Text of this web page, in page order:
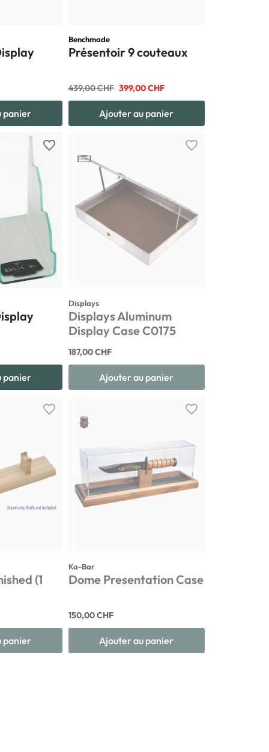
panier
Benchmade
Présentoir 9 couteaux
439,00 CHF 399,00 CHF
Ajouter au panier
favorite_border
panier
favorite_border
Displays
Displays Aluminum
Display Case C0175
187,00 CHF
Ajouter au panier
favorite_border
(1
panier
favorite_border
Ka-Bar
Dome Presentation Case
150,00 CHF
Ajouter au panier